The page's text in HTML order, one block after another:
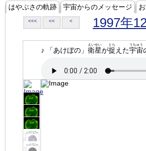
はやぶさの軌跡 宇宙からのメッセージ
<<< << < 1997年
♪ 「あけぼの」 衛星
えいせい
が捉
とら
えた宇宙
うちゅう